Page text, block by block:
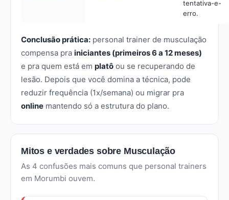
tentativa-e-
erro.
Conclusão prática: personal trainer de musculação
compensa pra iniciantes (primeiros 6 a 12 meses)
e pra quem está em platô ou se recuperando de
lesão. Depois que você domina a técnica, pode
reduzir frequência (1x/semana) ou migrar pra
online mantendo só a estrutura do plano.
Mitos e verdades sobre Musculação
As 4 confusões mais comuns que personal trainers
em Morumbi ouvem.